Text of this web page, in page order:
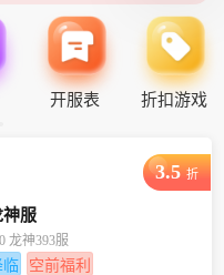
开服表 折扣游戏
3.5 折
神服
龙神393服
临 空前福利